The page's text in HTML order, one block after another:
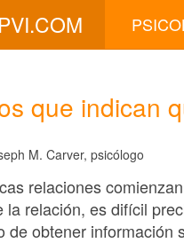
que indican
M. Carver, psicólogo
relaciones
la relación, es difícil
de obtener información